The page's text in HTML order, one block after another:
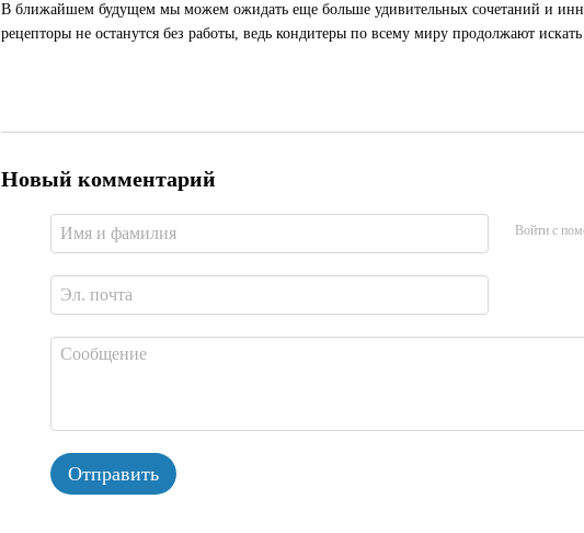
В ближайшем будущем мы можем ожидать еще больше удивительных сочетаний и
рецепторы не останутся без работы, ведь кондитеры по всему миру продолжают
Новый комментарий
Войти с
Отправить